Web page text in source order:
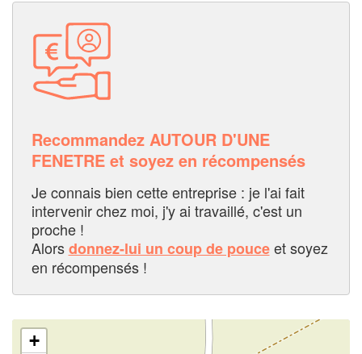
Recommandez AUTOUR D'UNE
FENETRE et soyez en récompensés
Je connais bien cette entreprise : je l'ai fait
intervenir chez moi, j'y ai travaillé, c'est un
proche !
Alorsdonnez-lui un coup de pouceet soyez
en récompensés !
+